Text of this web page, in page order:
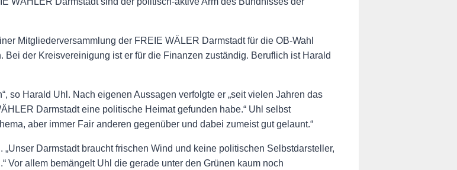
Mitgliederversammlung der FREIE WÄLER Darmstadt für die OB-Wahl
der Kreisvereinigung ist er für die Finanzen zuständig. Beruflich ist Harald
so Harald Uhl. Nach eigenen Aussagen verfolgte er „seit vielen Jahren das
Darmstadt eine politische Heimat gefunden habe.“ Uhl selbst
aber immer Fair anderen gegenüber und dabei zumeist gut gelaunt.“
Darmstadt braucht frischen Wind und keine politischen Selbstdarsteller,
Vor allem bemängelt Uhl die gerade unter den Grünen kaum noch